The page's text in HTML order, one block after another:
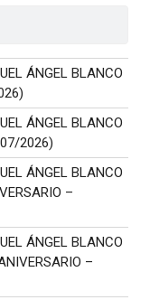
ÁNGEL BLANCO
ÁNGEL BLANCO
2026)
ÁNGEL BLANCO
–
ÁNGEL BLANCO
–